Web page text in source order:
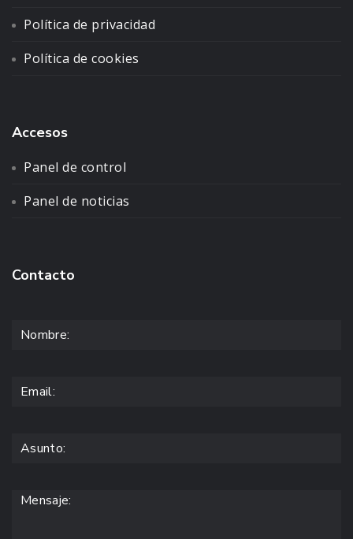
Política de privacidad
Política de cookies
Accesos
Panel de control
Panel de noticias
Contacto